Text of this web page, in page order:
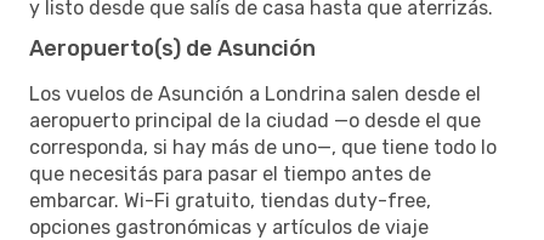
y listo desde que salís de casa hasta que aterrizás.
Aeropuerto(s) de Asunción
Los vuelos de Asunción a Londrina salen desde el
aeropuerto principal de la ciudad —o desde el que
corresponda, si hay más de uno—, que tiene todo lo
que necesitás para pasar el tiempo antes de
embarcar. Wi-Fi gratuito, tiendas duty-free,
opciones gastronómicas y artículos de viaje